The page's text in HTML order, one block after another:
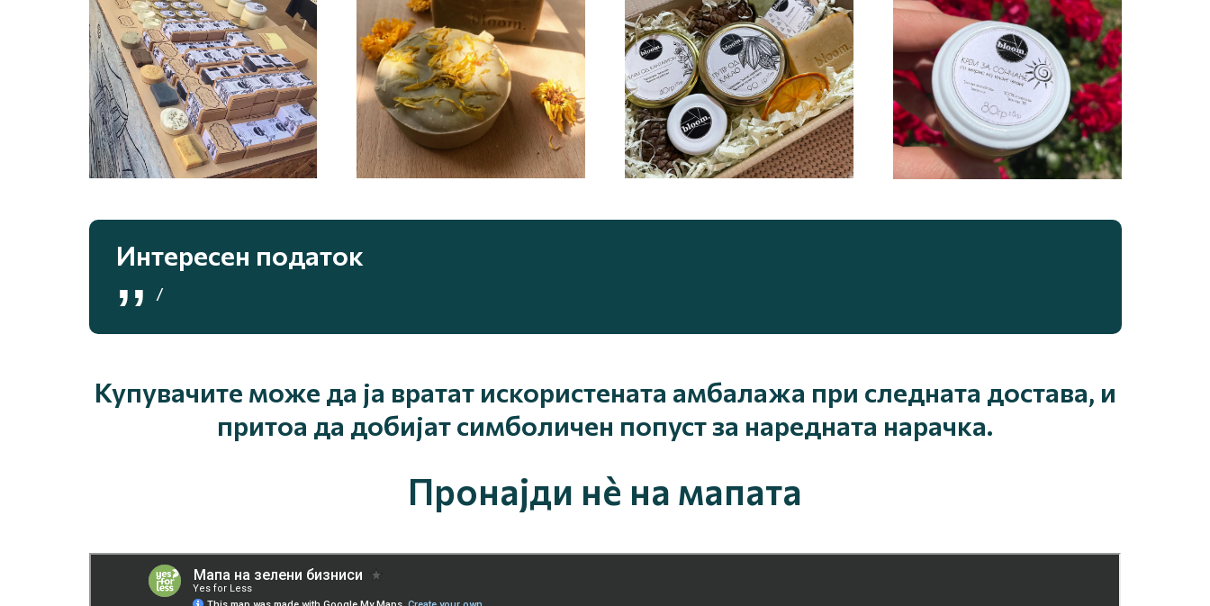
Интересен податок
,, /
Купувачите може да ја вратат искористената амбалажа при следната достава, и
притоа да добијат симболичен попуст за наредната нарачка.
Пронајди нè на мапата